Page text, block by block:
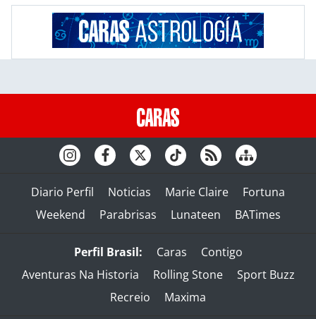
Diario Perfil Noticias Marie Claire
Fortuna
Weekend
Parabrisas Lunateen BATimes
Perfil Brasil: Caras
Contigo
Aventuras Na Historia
Rolling Stone
Sport Buzz
Recreio
Maxima